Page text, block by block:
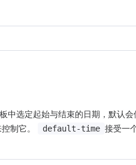
中选定起始与结束的日期，默认
制它。 default-time 接受一